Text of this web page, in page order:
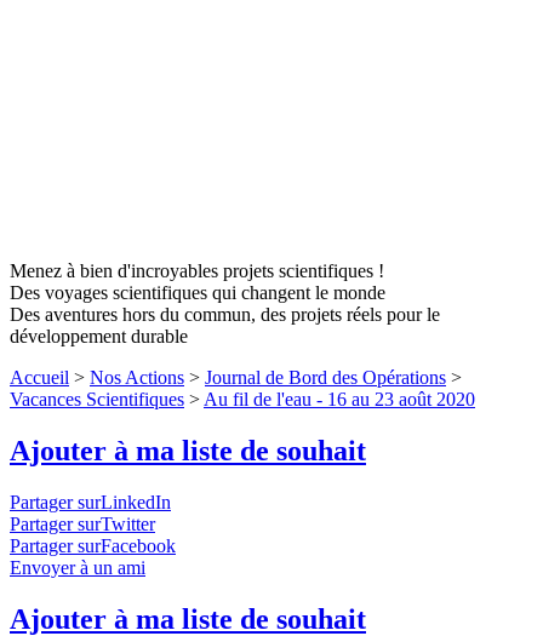
Menez à bien d'incroyables projets scientifiques !
Des voyages scientifiques qui changent le monde
Des aventures hors du commun, des projets réels pour le
développement durable
Accueil > Nos Actions > Journal de Bord des Opérations >
Vacances Scientifiques > Au fil de l'eau - 16 au 23 août 2020
Ajouter à ma liste de souhait
Partager surLinkedIn
Partager surTwitter
Partager surFacebook
Envoyer à un ami
Ajouter à ma liste de souhait